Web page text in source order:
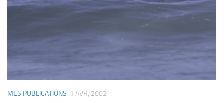
MES PUBLICATIONS 1 AVR, 2002